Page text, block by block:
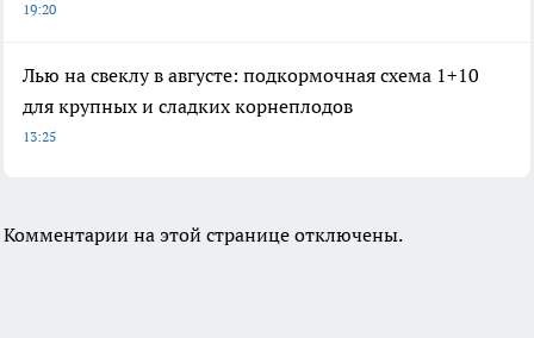
19:20
Лью на свеклу в августе: подкормочная схема 1+10
для крупных и сладких корнеплодов
13:25
Комментарии на этой странице отключены.